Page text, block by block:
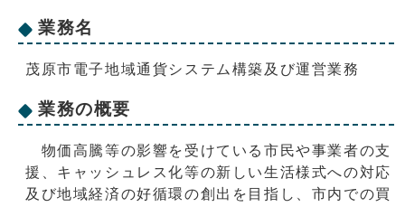
業務名
茂原市電子地域通貨システム構築及び運営業務
業務の概要
物価高騰等の影響を受けている市民や事業者の支
援、キャッシュレス化等の新しい生活様式への対応
及び地域経済の好循環の創出を目指し、市内での買